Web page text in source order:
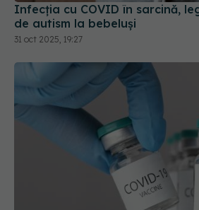
31 oct 2025, 19:27
FDA amână o decizie cheie